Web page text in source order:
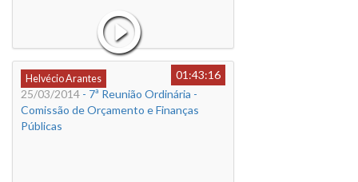
Helvécio Arantes
01:43:16
25/03/2014 - 7ª Reunião Ordinária -
Comissão de Orçamento e Finanças
Públicas